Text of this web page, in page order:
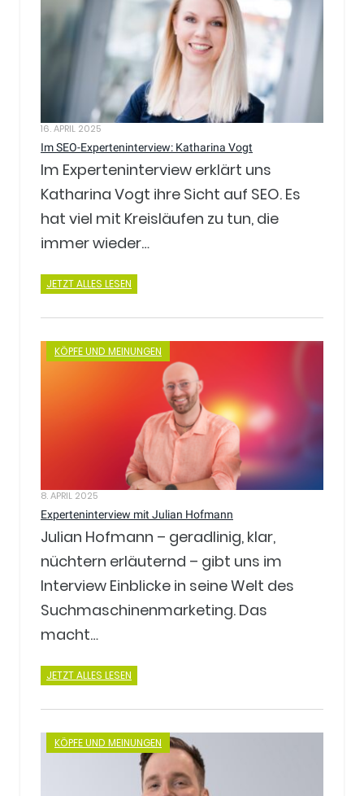
16. APRIL 2025
Im SEO-Experteninterview: Katharina Vogt
Im Experteninterview erklärt uns
Katharina Vogt ihre Sicht auf SEO. Es
hat viel mit Kreisläufen zu tun, die
immer wieder…
JETZT ALLES LESEN
KÖPFE UND MEINUNGEN
8. APRIL 2025
Experteninterview mit Julian Hofmann
Julian Hofmann – geradlinig, klar,
nüchtern erläuternd – gibt uns im
Interview Einblicke in seine Welt des
Suchmaschinenmarketing. Das
macht…
JETZT ALLES LESEN
KÖPFE UND MEINUNGEN